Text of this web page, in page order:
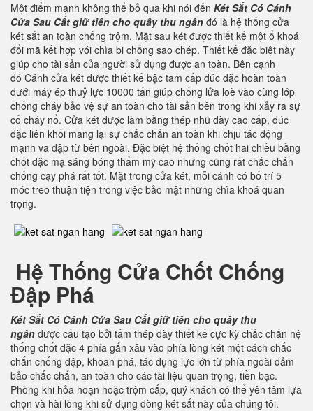
Một điểm mạnh không thể bỏ qua khi nói đến Két Sắt Có Cánh
Cửa Sau Cất giữ tiền cho quầy thu ngân đó là hệ thống cửa
két sắt an toàn chống trộm. Mặt sau két được thiết kế một ổ khoá
đổi mã kết hợp với chìa bi chống sao chép. Thiết kế đặc biệt này
giúp cho tài sản của người sử dụng được an toàn. Bên cạnh
đó Cánh cửa két được thiết kế bậc tam cấp đúc đặc hoàn toàn
dưới máy ép thuỷ lực 10000 tấn giúp chống lửa loè vào cùng lớp
chống cháy bảo vệ sự an toàn cho tài sản bên trong khi xảy ra sự
cố cháy nổ. Cửa két được làm bằng thép nhũ dày cao cấp, đúc
đặc liên khối mang lại sự chắc chắn an toàn khi chịu tác động
mạnh va đập từ bên ngoài. Đặc biệt hệ thống chốt hai chiều bằng
chốt đặc mạ sáng bóng thẩm mỹ cao nhưng cũng rất chắc chắn
chống cạy phá rất tốt. Mặt trong cửa két, mỗi cánh có bố trí 5
móc treo thuận tiện trong việc bảo mật những chìa khoá quan
trọng.
Hệ Thống Cửa Chốt Chống
Đập Phá
Két Sắt Có Cánh Cửa Sau Cất giữ tiền cho quầy thu
ngân được cấu tạo bởi tấm thép dày thiết kế cực kỳ chắc chắn hệ
thống chốt đặc 4 phía gắn xâu vào phía lòng két một cách chắc
chắn chống đập, khoan phá, tác dụng lực lớn từ phía ngoài đảm
bảo chắc chắn, an toàn cho các tài liệu quan trọng, tiền bạc.
Phòng khi hỏa hoạn hoặc trộm cắp, quý khách có thể yên tâm lựa
chọn và hài lòng khi sử dụng dòng két sắt này của chúng tôi.